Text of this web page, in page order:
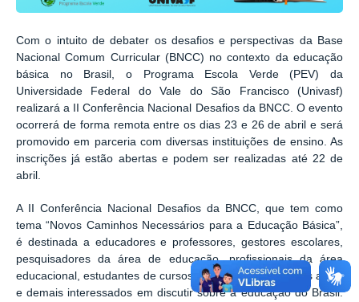
Com o intuito de debater os desafios e perspectivas da Base
Nacional Comum Curricular (BNCC) no contexto da educação
básica no Brasil, o Programa Escola Verde (PEV) da
Universidade Federal do Vale do São Francisco (Univasf)
realizará a II Conferência Nacional Desafios da BNCC. O evento
ocorrerá de forma remota entre os dias 23 e 26 de abril e será
promovido em parceria com diversas instituições de ensino. As
inscrições já estão abertas e podem ser realizadas até 22 de
abril.
A II Conferência Nacional Desafios da BNCC, que tem como
tema “Novos Caminhos Necessários para a Educação Básica”,
é destinada a educadores e professores, gestores escolares,
pesquisadores da área de educação, profissionais da área
educacional, estudantes de cursos de licenciatura e áreas afins,
e demais interessados em discutir sobre a educação do Brasil.